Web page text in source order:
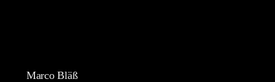
Marco Bläß